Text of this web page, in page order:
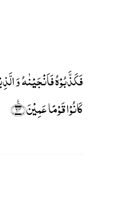
فَکَذَّبُوۡہُ فَاَنۡجَیۡنٰہُ وَ
کَانُوۡا قَوۡمًا عَمِیۡنَ﴿٪۶۴﴾